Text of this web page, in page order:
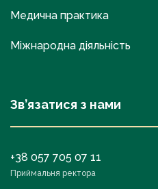
Медична практика
Міжнародна діяльність
Зв’язатися з нами
+38 057 705 07 11
Приймальня ректора